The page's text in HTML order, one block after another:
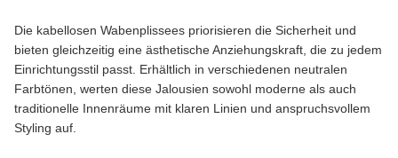
Die kabellosen Wabenplissees priorisieren die Sicherheit und
bieten gleichzeitig eine ästhetische Anziehungskraft, die zu jedem
Einrichtungsstil passt. Erhältlich in verschiedenen neutralen
Farbtönen, werten diese Jalousien sowohl moderne als auch
traditionelle Innenräume mit klaren Linien und anspruchsvollem
Styling auf.